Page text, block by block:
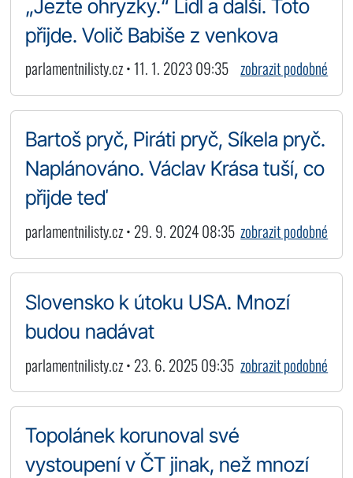
„Jezte ohryzky.“ Lidl a další. Toto
přijde. Volič Babiše z venkova
parlamentnilisty.cz • 11. 1. 2023 09:35 zobrazit podobné
Bartoš pryč, Piráti pryč, Síkela pryč.
Naplánováno. Václav Krása tuší, co
přijde teď
parlamentnilisty.cz • 29. 9. 2024 08:35 zobrazit podobné
Slovensko k útoku USA. Mnozí
budou nadávat
parlamentnilisty.cz • 23. 6. 2025 09:35 zobrazit podobné
Topolánek korunoval své
vystoupení v ČT jinak, než mnozí